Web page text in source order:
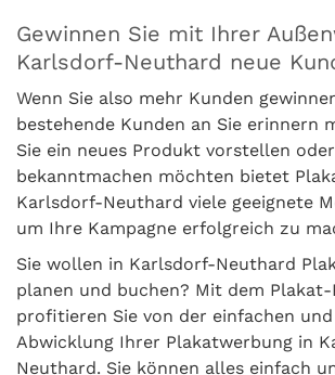
Gewinnen Sie mit Ihrer
Karlsdorf-Neuthard neue
Wenn Sie also mehr Kunden
bestehende Kunden an Sie erinnern
Sie ein neues Produkt vorstellen
bekanntmachen möchten bietet
Karlsdorf-Neuthard viele geeignete
um Ihre Kampagne erfolgreich zu
Sie wollen in Karlsdorf-Neuthard
planen und buchen? Mit dem
profitieren Sie von der einfachen
Abwicklung Ihrer Plakatwerbung in
Neuthard. Sie können alles einfach